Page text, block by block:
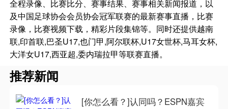
全程录像、比赛比分、赛事结果、赛事相关新闻报道，以
及中国足球协会会员协会冠军联赛的最新赛事直播，比赛
录像，比赛视频下载，精彩片段集锦等。同时还提供越南
联,印首联,巴圣U17,也门甲,阿尔联杯,U17女世杯,马耳女杯,
大洋女U17,西亚超,委内瑞拉甲等联赛直播。
推荐新闻
[你怎么看？]认同吗？ESPN嘉宾